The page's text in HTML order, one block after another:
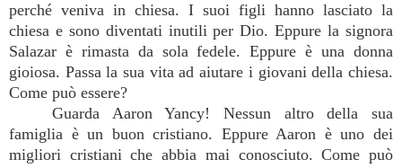
perché veniva in chiesa. I suoi figli hanno lasciato la
chiesa e sono diventati inutili per Dio. Eppure la signora
Salazar è rimasta da sola fedele. Eppure è una donna
gioiosa. Passa la sua vita ad aiutare i giovani della chiesa.
Come può essere?
Guarda Aaron Yancy! Nessun altro della sua
famiglia è un buon cristiano. Eppure Aaron è uno dei
migliori cristiani che abbia mai conosciuto. Come può